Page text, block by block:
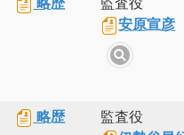
略歴
監査役
安原宣彦
略歴
監査役